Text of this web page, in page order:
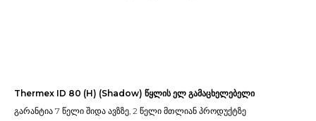
Thermex ID 80 (H) (Shadow) წყლის ელ გამაცხელებელი
გარანტია 7 წელი შიდა ავზზე, 2 წელი მთლიან პროდუქტზე